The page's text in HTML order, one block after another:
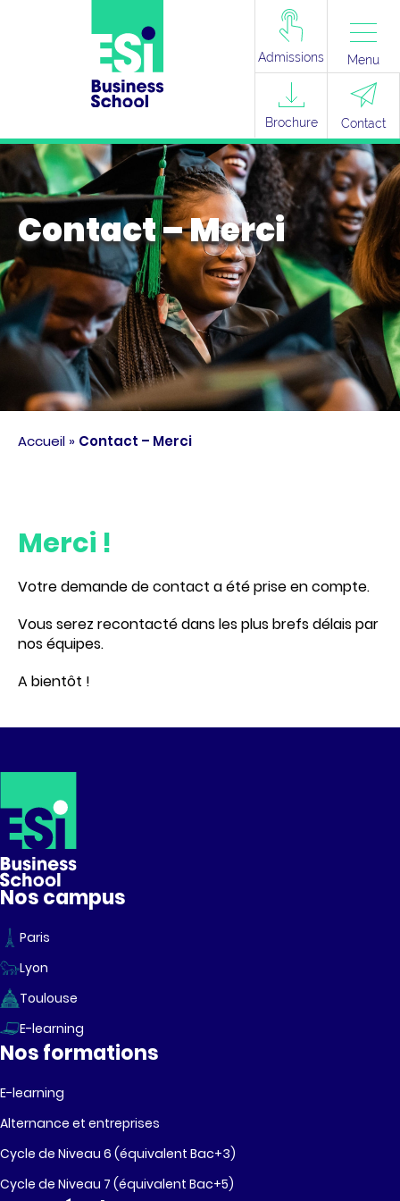
Menu
Admissions
Brochure Contact
Contact – Merci
Accueil » Contact – Merci
Merci !
Votre demande de contact a été prise en compte.
Vous serez recontacté dans les plus brefs délais par
nos équipes.
A bientôt !
Nos campus
Paris
Lyon
Toulouse
E-learning
Nos formations
E-learning
Alternance et entreprises
Cycle de Niveau 6 (équivalent Bac+3)
Cycle de Niveau 7 (équivalent Bac+5)